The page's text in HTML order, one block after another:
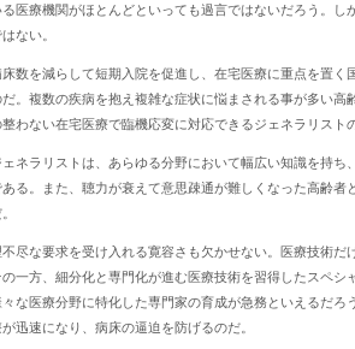
る医療機関がほとんどといっても過言ではないだろう。
ない。
床数を減らして短期入院を促進し、在宅医療に重点を置
だ。複数の疾病を抱え複雑な症状に悩まされる事が多い
整わない在宅医療で臨機応変に対応できるジェネラリスト
ェネラリストは、あらゆる分野において幅広い知識を持
ある。また、聴力が衰えて意思疎通が難しくなった高齢
不尽な要求を受け入れる寛容さも欠かせない。医療技術だ
の一方、細分化と専門化が進む医療技術を習得したスペシ
々な医療分野に特化した専門家の育成が急務といえるだ
が迅速になり、病床の逼迫を防げるのだ。